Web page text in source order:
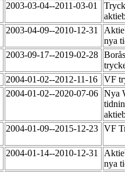
2003-03-04--2011-03-01
2003-04-09--2010-12-31
nya
2003-09-17--2019-02-28
2004-01-02--2012-11-16
VF
2004-01-02--2020-07-06 Nya
2004-01-09--2015-12-23 VF
2004-01-14--2010-12-31
nya